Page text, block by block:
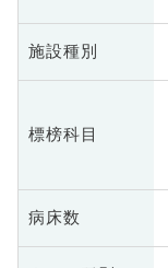
施設種別
標榜科目
病床数